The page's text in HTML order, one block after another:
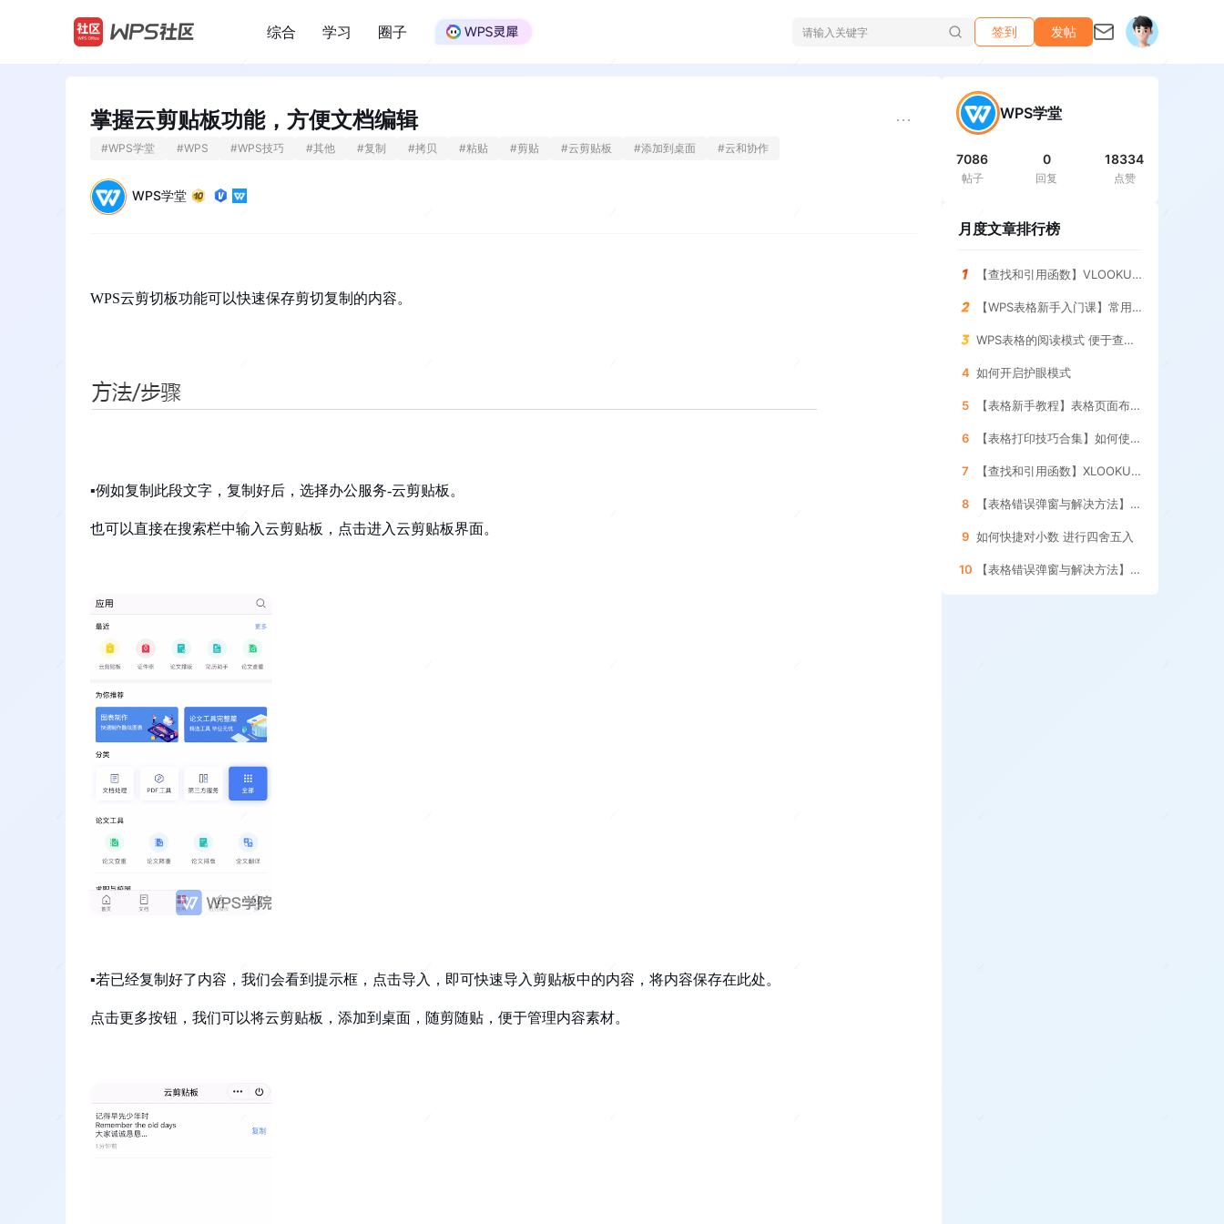
/
综合 学习 圈子 签到 发帖
掌握云剪贴板功能，方便文档编辑
#WPS学堂 #WPS #WPS技巧 #其他 #复制 #拷贝 #粘贴 #剪贴 #云剪贴板 #添加到桌面 #云和协作
WPS学堂
WPS云剪切板功能可以快速保存剪切复制的内容。
▪例如复制此段文字，复制好后，选择办公服务-云剪贴板。
也可以直接在搜索栏中输入云剪贴板，点击进入云剪贴板界面。
▪若已经复制好了内容，我们会看到提示框 ， 点击导入， 即可快速导入剪贴板中的内容， 将内容保存在此处。
点击更多按钮，我们可以将云剪贴板，添加到桌面，随剪随贴，便于管理内容素材。
WPS学堂
7086
帖子
0
回复
18334
点赞
月度文章排行榜
【查找和引用函数】VLOOKUP函数 查询指定条件的结果
【WPS表格新手入门课】常用求和函数 SUM函数
WPS表格的阅读模式 便于查找表格
4 如何开启护眼模式
5 【表格新手教程】表格页面布局 调整与设置
6 【表格打印技巧合集】如何使用表格的 分页预览功能
7 【查找和引用函数】XLOOKUP函数的 使用方法
8 【表格错误弹窗与解决方法】如何处理引用其它表格 数据更新的提示框
9 如何快捷对小数 进行四舍五入
10 【表格错误弹窗与解决方法】如何删除表格内的 空格和空白字符